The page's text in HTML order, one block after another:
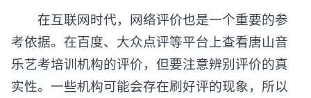
在互联网时代，网络评价也是一个重要的参
考依据。在百度、大众点评等平台上查看唐山音
乐艺考培训机构的评价，但要注意辨别评价的真
实性。一些机构可能会存在刷好评的现象，所以